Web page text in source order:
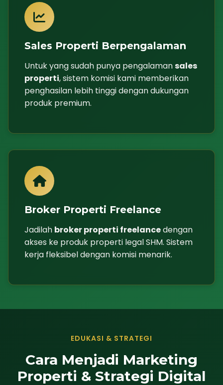
Sales Properti Berpengalaman
Untuk yang sudah punya pengalamansales
properti, sistem komisi kami memberikan
penghasilan lebih tinggi dengan dukungan
produk premium.
Broker Properti Freelance
Jadilah broker properti freelancedengan
akses ke produk properti legal SHM. Sistem
kerja fleksibel dengan komisi menarik.
EDUKASI & STRATEGI
Cara Menjadi Marketing
Properti & Strategi Digital